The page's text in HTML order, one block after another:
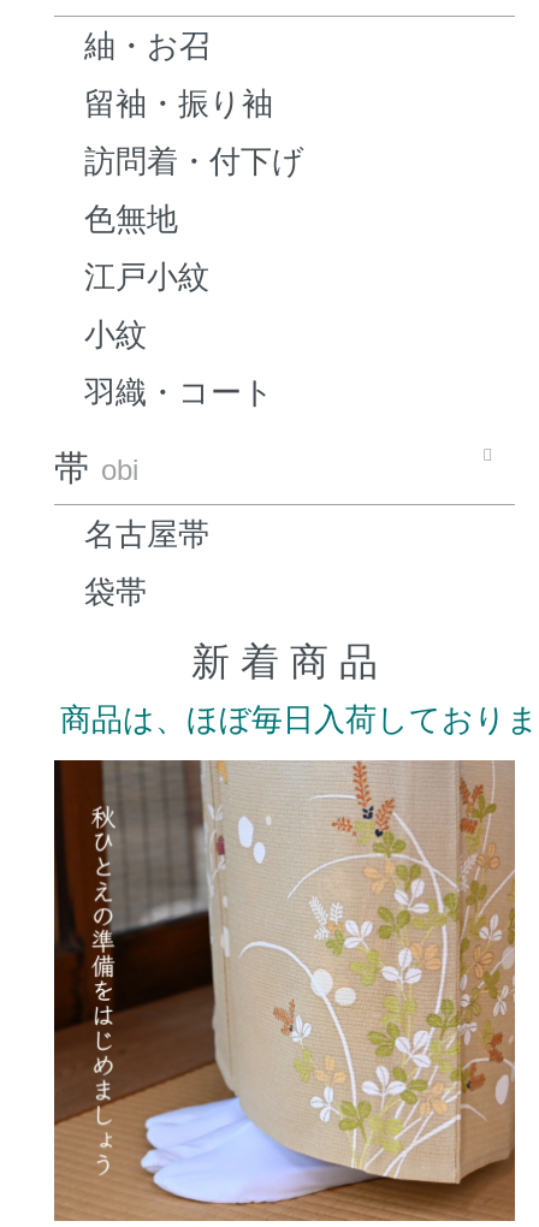
紬・お召
留袖・振り袖
訪問着・付下げ
色無地
江戸小紋
小紋
羽織・コート
帯 obi
名古屋帯
袋帯
新 着 商 品
商品は、ほぼ毎日入荷しており